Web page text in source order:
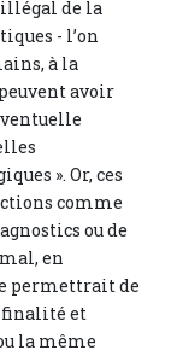
illégal de la
- l’on
à la
avoir
». Or, ces
comme
ou de
en
permettrait de
finalité et
la même